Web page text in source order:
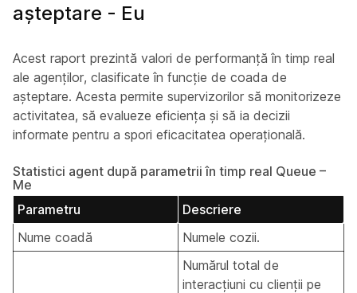
așteptare - Eu
Acest raport prezintă valori de performanță în timp real
ale agenților, clasificate în funcție de coada de
așteptare. Acesta permite supervizorilor să monitorizeze
activitatea, să evalueze eficiența și să ia decizii
informate pentru a spori eficacitatea operațională.
Statistici agent după parametrii în timp real Queue –
Me
Parametru
Descriere
Nume coadă
Numele cozii.
Numărul total de
interacțiuni cu clienții pe